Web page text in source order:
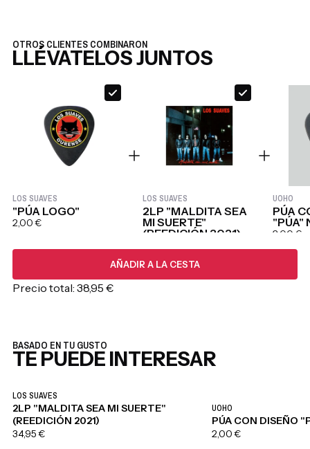
OTROS CLIENTES COMBINARON
LLÉVATELOS JUNTOS
LOS SUAVES
"PÚA LOGO"
2,00 €
LOS SUAVES
2LP "MALDITA SEA
MI SUERTE"
(REEDICIÓN 2021)
UOHO
PÚA
"PÚA"
2,00 €
AÑADIR A LA CESTA
Precio total: 38,95 €
BASADO EN TU GUSTO
TE PUEDE INTERESAR
LOS SUAVES
2LP "MALDITA SEA MI SUERTE"
(REEDICIÓN 2021)
34,95 €
UOHO
PÚA CON DISEÑO
2,00 €